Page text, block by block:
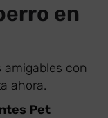
en
amigables con
ahora.
Pet